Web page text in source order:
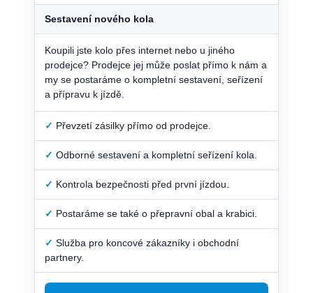
Sestavení nového kola
Koupili jste kolo přes internet nebo u jiného
prodejce? Prodejce jej může poslat přímo k nám a
my se postaráme o kompletní sestavení, seřízení
a přípravu k jízdě.
✓ Převzetí zásilky přímo od prodejce.
✓ Odborné sestavení a kompletní seřízení kola.
✓ Kontrola bezpečnosti před první jízdou.
✓ Postaráme se také o přepravní obal a krabici.
✓ Služba pro koncové zákazníky i obchodní
partnery.